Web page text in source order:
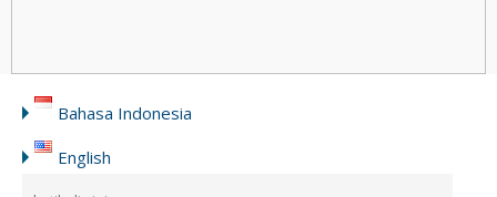
Bahasa Indonesia
English